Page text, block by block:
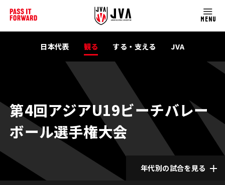
MENU
日本代表 観る する・支える JVA
第4回アジアU19ビーチバレー
ボール選手権大会
年代別の試合を見る